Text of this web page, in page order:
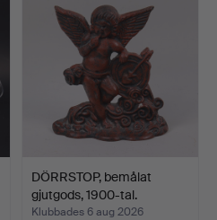
DÖRRSTOP, bemålat
gjutgods, 1900-tal.
Klubbades 6 aug 2026